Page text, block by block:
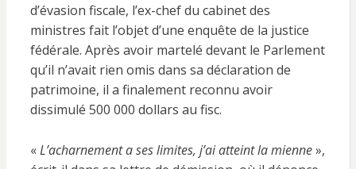
d’évasion fiscale, l’ex-chef du cabinet des
ministres fait l’objet d’une enquête de la justice
fédérale. Après avoir martelé devant le Parlement
qu’il n’avait rien omis dans sa déclaration de
patrimoine, il a finalement reconnu avoir
dissimulé 500 000 dollars au fisc.
«L’acharnement a ses limites, j’ai atteint la mienne»,